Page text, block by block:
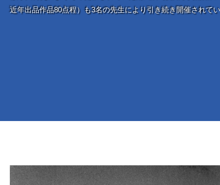
近年出品作品80点程）も3名の先生により引き続き開催されて